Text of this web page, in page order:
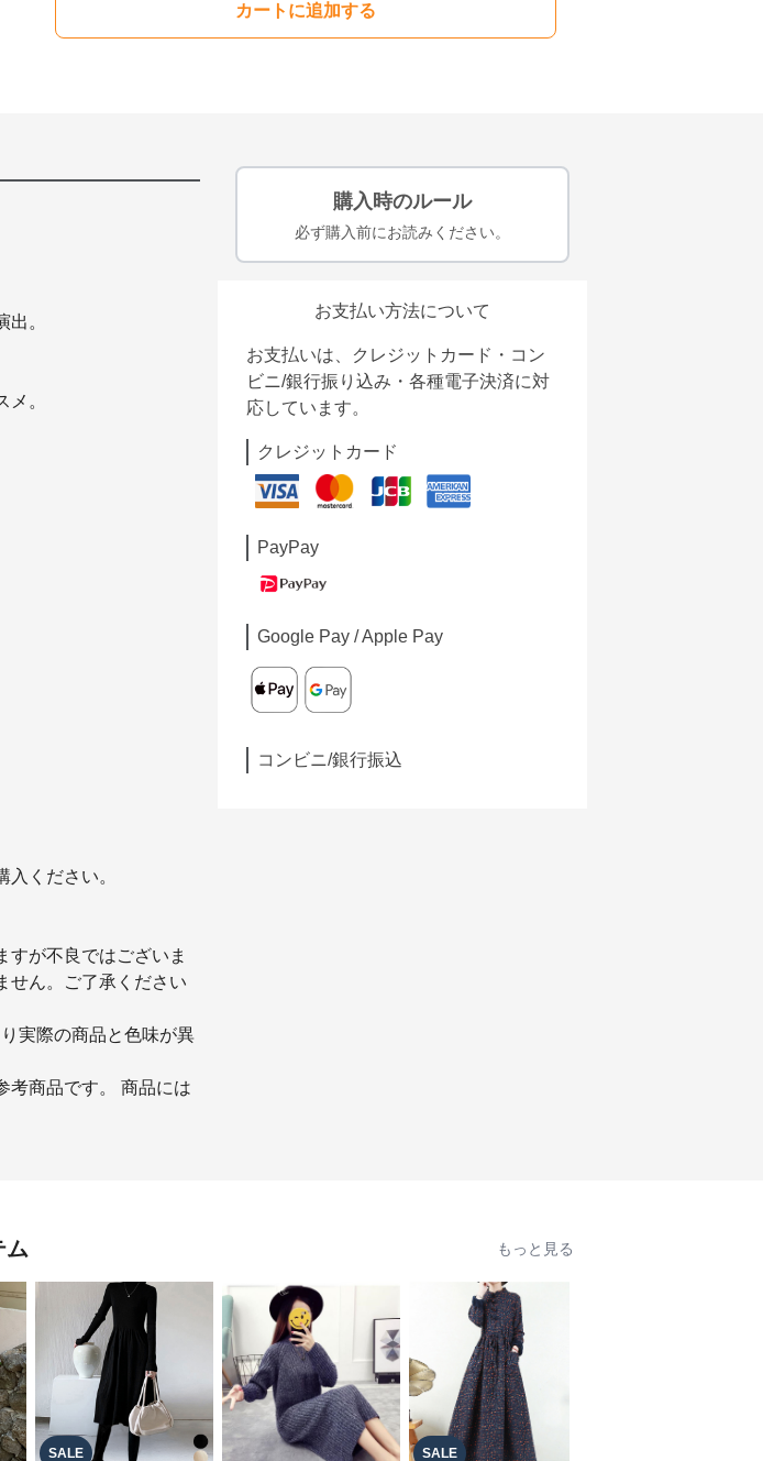
カートに追加する
。
。
ください。
が不良ではございま
せん。ご了承ください
実際の商品と色味が異
考商品です。 商品には
購入時のルール
必ず購入前にお読みください。
お支払い方法について
お支払いは、クレジットカード・コン
ビニ/銀行振り込み・各種電子決済に対
応しています。
クレジットカード
PayPay
Google Pay / Apple Pay
コンビニ/銀行振込
ム もっと見る
SALE SALE